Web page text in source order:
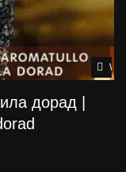
дорад |